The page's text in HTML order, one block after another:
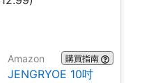
Amazon 購買指南
JENGRYOE 10吋